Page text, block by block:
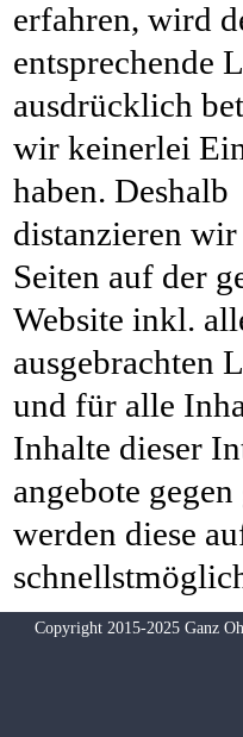
erfahren, wird
entsprechende
ausdrücklich
wir keinerlei
haben. Deshalb
distanzieren
Seiten auf der
Website inkl.
ausgebrachten
und für alle
Inhalte dieser
angebote
werden diese
Copyright 2015-2025 Ganz